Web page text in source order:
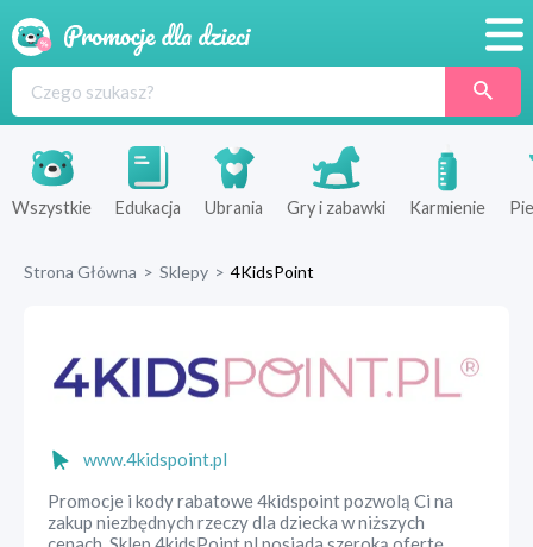
Produkty
Sklepy
Wszystkie Edukacja Ubrania Gry i zabawki Karmienie
Strona Główna > Sklepy > 4KidsPoint
www.4kidspoint.pl
Promocje i kody rabatowe 4kidspoint pozwolą Ci na
zakup niezbędnych rzeczy dla dziecka w niższych